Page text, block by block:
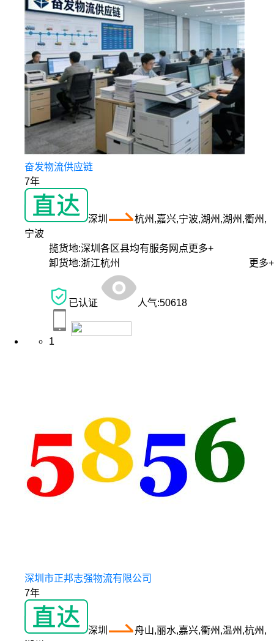
奋发物流供应链
7年
深圳
杭州,嘉兴,宁波,湖州,湖州,衢州,
宁波
揽货地:深圳各区县均有服务网点更多+
卸货地:浙江杭州 更多+
已认证 人气:50618
1
深圳市正邦志强物流有限公司
7年
深圳
舟山,丽水,嘉兴,衢州,温州,杭州,